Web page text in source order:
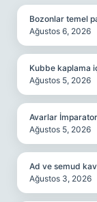
Bozonlar temel
Ağustos 6, 2026
Kubbe kaplama
Ağustos 5, 2026
Avarlar
Ağustos 5, 2026
Ad ve semud
Ağustos 3, 2026